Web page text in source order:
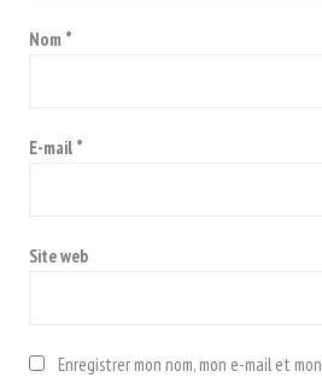
Nom *
E-mail *
Site web
Enregistrer mon nom, mon e-mail et